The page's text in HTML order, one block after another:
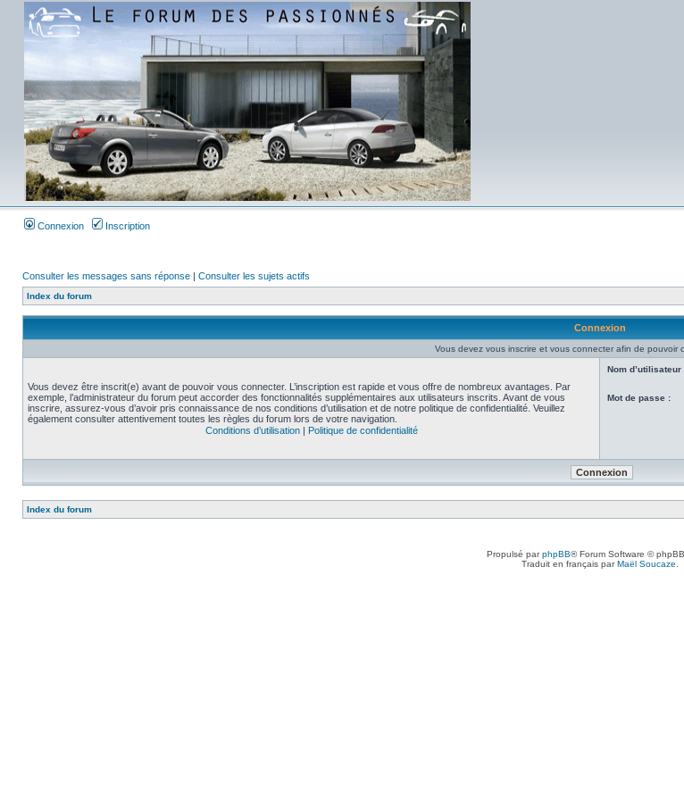
Connexion Inscription
Consulter les messages sans réponse | Consulter les sujets actifs
Index du forum
Connexion
Vous devez vous inscrire et vous connecter afin de pouvoir
Vous devez être inscrit(e) avant de pouvoir vous connecter. L’inscription est rapide et vous offre de nombreux avantages. Par
exemple, l’administrateur du forum peut accorder des fonctionnalités supplémentaires aux utilisateurs inscrits. Avant de vous
inscrire, assurez-vous d’avoir pris connaissance de nos conditions d’utilisation et de notre politique de confidentialité. Veuillez
également consulter attentivement toutes les règles du forum lors de votre navigation.
Conditions d’utilisation| Politique de confidentialité
Nom d’utilisateur
Mot de passe :
Index du forum
Propulsé parphpBB® Forum Software ©
Traduit en français parMaël Soucaze